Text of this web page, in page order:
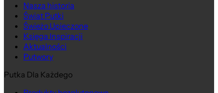
Nasza historia
Świat Putki
Świeżo Upieczone
Księga Inspiracji
Aktualności
Putwory
Putka Dla Każdego